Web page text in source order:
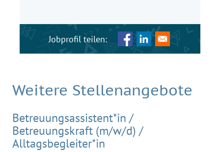
Weitere Stellenangebote
Betreuungsassistent*in /
Betreuungskraft (m/w/d) /
Alltagsbegleiter*in